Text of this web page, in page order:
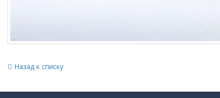
Назад к списку